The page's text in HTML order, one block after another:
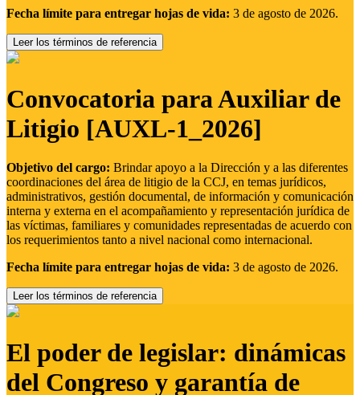
Fecha límite para entregar hojas de vida: 3 de agosto de 2026.
Leer los términos de referencia
Convocatoria para Auxiliar de
Litigio [AUXL-1_2026]
Objetivo del cargo: Brindar apoyo a la Dirección y a las diferentes
coordinaciones del área de litigio de la CCJ, en temas jurídicos,
administrativos, gestión documental, de información y comunicación
interna y externa en el acompañamiento y representación jurídica de
las víctimas, familiares y comunidades representadas de acuerdo con
los requerimientos tanto a nivel nacional como internacional.
Fecha límite para entregar hojas de vida: 3 de agosto de 2026.
Leer los términos de referencia
El poder de legislar: dinámicas
del Congreso y garantía de